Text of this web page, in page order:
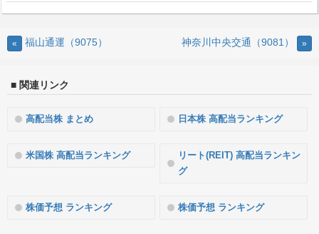
« 福山通運（9075） 神奈川中央交通（9081） »
■ 関連リンク
高配当株 まとめ 日本株 高配当ランキング
米国株 高配当ランキング
リート(REIT) 高配当ランキン
グ
株価予想 ランキング 株価予想 ランキング